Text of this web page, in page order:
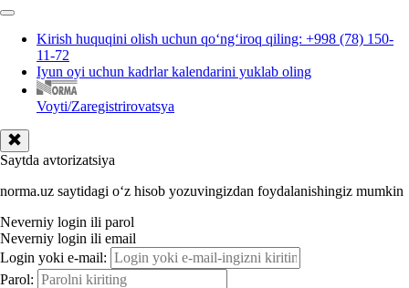
Kirish huquqini olish uchun qoʻngʻiroq qiling: +998 (78) 150-
11-72
Iyun oyi uchun kadrlar kalendarini yuklab oling
Voyti/Zaregistrirovatsya
Saytda avtorizatsiya
norma.uz saytidagi oʻz hisob yozuvingizdan foydalanishingiz mumkin
Neverniy login ili parol
Neverniy login ili email
Login yoki e-mail:
Parol: